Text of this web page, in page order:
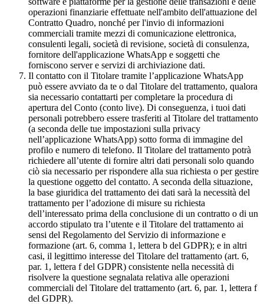
operazioni finanziarie effettuate nell'ambito dell'attuazione del
Contratto Quadro, nonché per l'invio di informazioni
commerciali tramite mezzi di comunicazione elettronica,
consulenti legali, società di revisione, società di consulenza,
fornitore dell'applicazione WhatsApp e soggetti che
forniscono server e servizi di archiviazione dati.
Il contatto con il Titolare tramite l’applicazione WhatsApp
può essere avviato da te o dal Titolare del trattamento, qualora
sia necessario contattarti per completare la procedura di
apertura del Conto (conto live). Di conseguenza, i tuoi dati
personali potrebbero essere trasferiti al Titolare del trattamento
(a seconda delle tue impostazioni sulla privacy
nell’applicazione WhatsApp) sotto forma di immagine del
profilo e numero di telefono. Il Titolare del trattamento potrà
richiedere all’utente di fornire altri dati personali solo quando
ciò sia necessario per rispondere alla sua richiesta o per gestire
la questione oggetto del contatto. A seconda della situazione,
la base giuridica del trattamento dei dati sarà la necessità del
trattamento per l’adozione di misure su richiesta
dell’interessato prima della conclusione di un contratto o di un
accordo stipulato tra l’utente e il Titolare del trattamento ai
sensi del Regolamento del Servizio di informazione e
formazione (art. 6, comma 1, lettera b del GDPR); e in altri
casi, il legittimo interesse del Titolare del trattamento (art. 6,
par. 1, lettera f del GDPR) consistente nella necessità di
risolvere la questione segnalata relativa alle operazioni
commerciali del Titolare del trattamento (art. 6, par. 1, lettera f
del GDPR).